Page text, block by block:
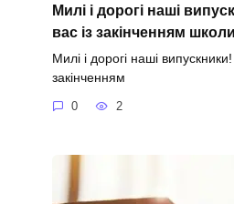
Милі і дорогі наші
вас із закінченням школи
Милі і дорогі наші
закінченням
0 2